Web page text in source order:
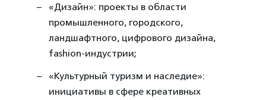
«Дизайн»: проекты в области
промышленного, городского,
ландшафтного, цифрового дизайна,
fashion-индустрии;
«Культурный туризм и наследие»:
инициативы в сфере креативных